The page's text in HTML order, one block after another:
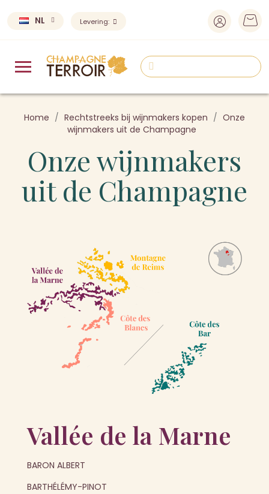
NL Levering:
Home Rechtstreeks bij wijnmakers kopen
Onze
wijnmakers uit de Champagne
Onze wijnmakers
uit de Champagne
Vallée de la Marne
BARON ALBERT
BARTHÉLÉMY-PINOT